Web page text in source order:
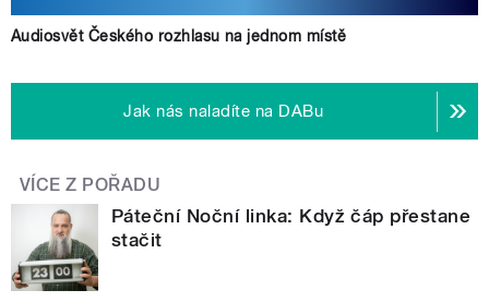
Audiosvět Českého rozhlasu na jednom místě
Jak nás naladíte na DABu
VÍCE Z POŘADU
Páteční Noční linka: Když čáp přestane
stačit